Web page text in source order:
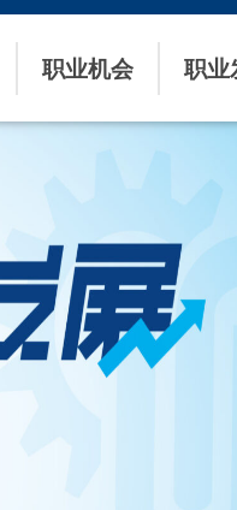
职业机会 职业